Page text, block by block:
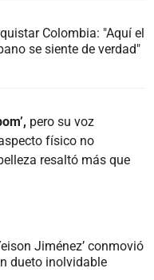
Colombia: "Aquí el
se siente de verdad"
pero su voz
físico no
resaltó más que
Jiménez’ conmovió
dueto inolvidable